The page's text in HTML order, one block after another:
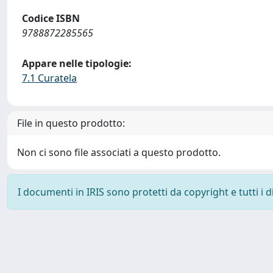
Codice ISBN
9788872285565
Appare nelle tipologie:
7.1 Curatela
File in questo prodotto:
Non ci sono file associati a questo prodotto.
I documenti in IRIS sono protetti da copyright e tutti i